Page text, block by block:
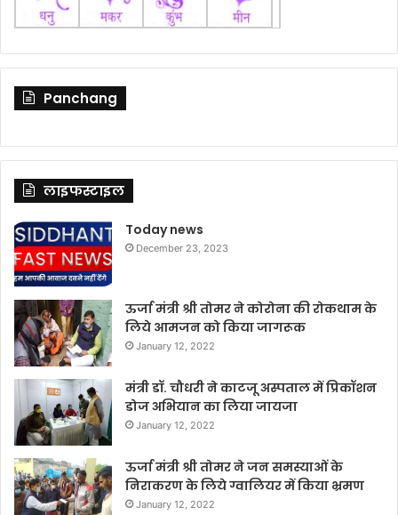
Panchang
लाइफस्टाइल
Today news
December 23, 2023
ऊर्जा मंत्री श्री तोमर ने कोरोना की रोकथाम के
लिये आमजन को किया जागरूक
January 12, 2022
मंत्री डॉ. चौधरी ने काटजू अस्पताल में प्रिकॉशन
डोज अभियान का लिया जायजा
January 12, 2022
ऊर्जा मंत्री श्री तोमर ने जन समस्याओं के
निराकरण के लिये ग्वालियर में किया भ्रमण
January 12, 2022